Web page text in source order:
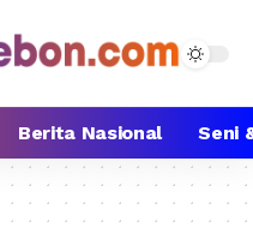
Berita Nasional Seni